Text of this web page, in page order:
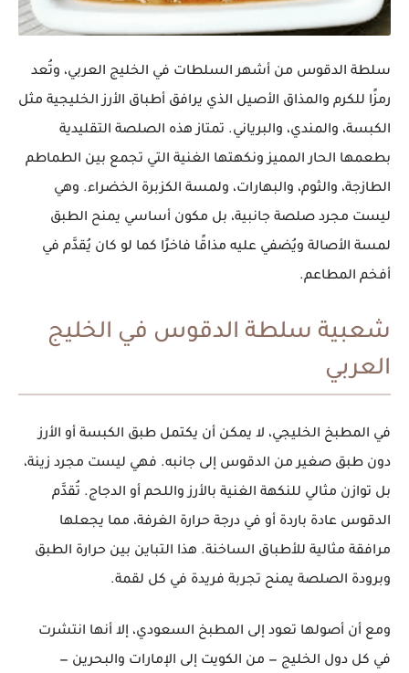
سلطة الدقوس من أشهر السلطات في الخليج العربي، وتُعد
رمزًا للكرم والمذاق الأصيل الذي يرافق أطباق الأرز الخليجية مثل
الكبسة، والمندي، والبرياني. تمتاز هذه الصلصة التقليدية
بطعمها الحار المميز ونكهتها الغنية التي تجمع بين الطماطم
الطازجة، والثوم، والبهارات، ولمسة الكزبرة الخضراء. وهي
ليست مجرد صلصة جانبية، بل مكون أساسي يمنح الطبق
لمسة الأصالة ويُضفي عليه مذاقًا فاخرًا كما لو كان يُقدَّم في
أفخم المطاعم.
شعبية سلطة الدقوس في الخليج
العربي
في المطبخ الخليجي، لا يمكن أن يكتمل طبق الكبسة أو الأرز
دون طبق صغير من الدقوس إلى جانبه. فهي ليست مجرد زينة،
بل توازن مثالي للنكهة الغنية بالأرز واللحم أو الدجاج. تُقدَّم
الدقوس عادة باردة أو في درجة حرارة الغرفة، مما يجعلها
مرافقة مثالية للأطباق الساخنة. هذا التباين بين حرارة الطبق
وبرودة الصلصة يمنح تجربة فريدة في كل لقمة.
ومع أن أصولها تعود إلى المطبخ السعودي، إلا أنها انتشرت
في كل دول الخليج — من الكويت إلى الإمارات والبحرين —